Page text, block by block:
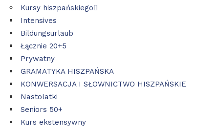
Kursy hiszpańskiego
Intensives
Bildungsurlaub
Łącznie 20+5
Prywatny
GRAMATYKA HISZPAŃSKA
KONWERSACJA I SŁOWNICTWO HISZPAŃSKIE
Nastolatki
Seniors 50+
Kurs ekstensywny